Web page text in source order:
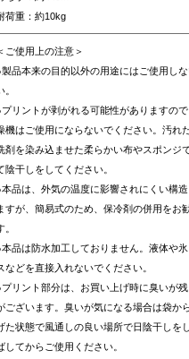
荷重：約10kg
ご使用上の注意＞
製品本来の目的以外の用途にはご使用し
。
プリントが剥がれる可能性がありますの
機はご使用にならないでください。汚れ
剤を染み込ませた柔らかい布やスポンジ
陰干しをしてください。
本品は、外気の温度に影響されにくい構
すが、簡易式のため、保冷剤の併用をお
。
本品は防水加工しておりません。液体や
などを直接入れないでください。
プリント部分は、お買い上げ時に臭いが
ございます。臭いが気になる場合は袋か
た状態で風通しの良い場所で日陰干しを
してからご使用ください。